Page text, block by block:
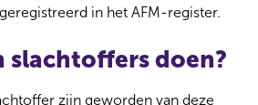
in het AFM-register.
slachtoffers doen?
zijn geworden van deze